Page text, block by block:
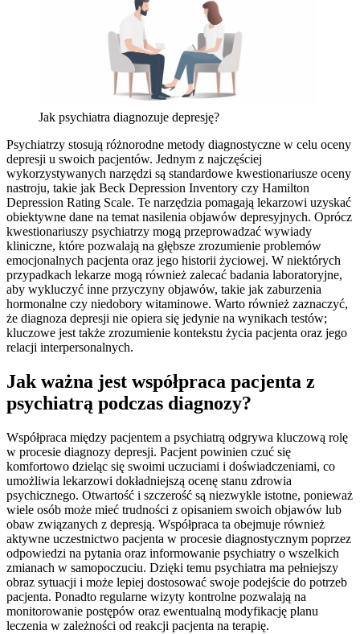
Jak psychiatra diagnozuje depresję?
Psychiatrzy stosują różnorodne metody diagnostyczne w celu oceny
depresji u swoich pacjentów. Jednym z najczęściej
wykorzystywanych narzędzi są standardowe kwestionariusze oceny
nastroju, takie jak Beck Depression Inventory czy Hamilton
Depression Rating Scale. Te narzędzia pomagają lekarzowi uzyskać
obiektywne dane na temat nasilenia objawów depresyjnych. Oprócz
kwestionariuszy psychiatrzy mogą przeprowadzać wywiady
kliniczne, które pozwalają na głębsze zrozumienie problemów
emocjonalnych pacjenta oraz jego historii życiowej. W niektórych
przypadkach lekarze mogą również zalecać badania laboratoryjne,
aby wykluczyć inne przyczyny objawów, takie jak zaburzenia
hormonalne czy niedobory witaminowe. Warto również zaznaczyć,
że diagnoza depresji nie opiera się jedynie na wynikach testów;
kluczowe jest także zrozumienie kontekstu życia pacjenta oraz jego
relacji interpersonalnych.
Jak ważna jest współpraca pacjenta z
psychiatrą podczas diagnozy?
Współpraca między pacjentem a psychiatrą odgrywa kluczową rolę
w procesie diagnozy depresji. Pacjent powinien czuć się
komfortowo dzieląc się swoimi uczuciami i doświadczeniami, co
umożliwia lekarzowi dokładniejszą ocenę stanu zdrowia
psychicznego. Otwartość i szczerość są niezwykle istotne, ponieważ
wiele osób może mieć trudności z opisaniem swoich objawów lub
obaw związanych z depresją. Współpraca ta obejmuje również
aktywne uczestnictwo pacjenta w procesie diagnostycznym poprzez
odpowiedzi na pytania oraz informowanie psychiatry o wszelkich
zmianach w samopoczuciu. Dzięki temu psychiatra ma pełniejszy
obraz sytuacji i może lepiej dostosować swoje podejście do potrzeb
pacjenta. Ponadto regularne wizyty kontrolne pozwalają na
monitorowanie postępów oraz ewentualną modyfikację planu
leczenia w zależności od reakcji pacjenta na terapię.